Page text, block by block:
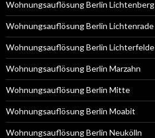
Wohnungsauflösung Berlin Lichtenberg
Wohnungsauflösung Berlin Lichtenrade
Wohnungsauflösung Berlin Lichterfelde
Wohnungsauflösung Berlin Marzahn
Wohnungsauflösung Berlin Mitte
Wohnungsauflösung Berlin Moabit
Wohnungsauflösung Berlin Neukölln